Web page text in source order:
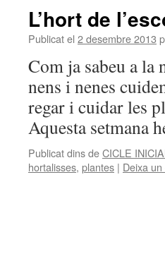
L’hort de
Publicat el 2 desembre 2013
Com ja sabeu a la
nens i nenes
regar i cuidar les
Aquesta setmana
Publicat dins deCICLE
hortalisses, plantes | Deixa